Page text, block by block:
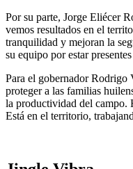
Por su parte, Jorge Eliécer
vemos resultados en el
tranquilidad y mejoran la
su equipo por estar
Para el gobernador Rodrigo
proteger a las familias
la productividad del campo.
Está en el territorio,